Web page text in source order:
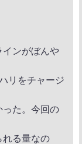
インがぼんや
リをチャージ
った。今回の
れる量なの